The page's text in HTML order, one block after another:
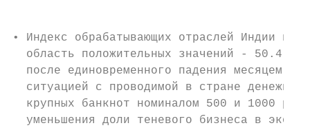
• Индекс обрабатывающих отраслей Индии
область положительных значений - 50.4
после единовременного падения месяцем
ситуацией с проводимой в стране денежной
крупных банкнот номиналом 500 и 1000
уменьшения доли теневого бизнеса в